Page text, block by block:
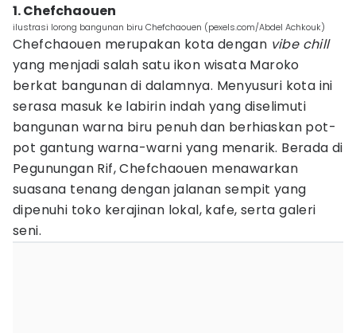
1. Chefchaouen
ilustrasi lorong bangunan biru Chefchaouen (pexels.com/Abdel Achkouk)
Chefchaouen merupakan kota dengan vibe chill
yang menjadi salah satu ikon wisata Maroko
berkat bangunan di dalamnya. Menyusuri kota ini
serasa masuk ke labirin indah yang diselimuti
bangunan warna biru penuh dan berhiaskan pot-
pot gantung warna-warni yang menarik. Berada di
Pegunungan Rif, Chefchaouen menawarkan
suasana tenang dengan jalanan sempit yang
dipenuhi toko kerajinan lokal, kafe, serta galeri
seni.